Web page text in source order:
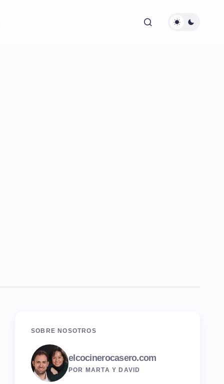
SOBRE NOSOTROS
elcocinerocasero.com
POR MARTA Y DAVID